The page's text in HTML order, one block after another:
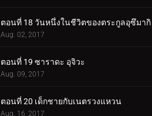
ตอนที่ 18 วันหนึ่งในชีวิตของตระกูลอุซึมากิ
Aug. 02, 2017
ตอนที่ 19 ซาราดะ อุจิวะ
Aug. 09, 2017
ตอนที่ 20 เด็กชายกับเนตรวงแหวน
Aug. 16, 2017